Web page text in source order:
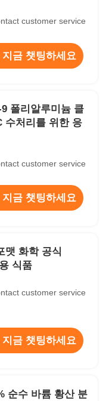
customer service
지금 챗팅하세요
폴리알루미늄 클
수처리를 위한 응
customer service
지금 챗팅하세요
맷 화학 공식
식품
customer service
지금 챗팅하세요
순수 바륨 황산 분